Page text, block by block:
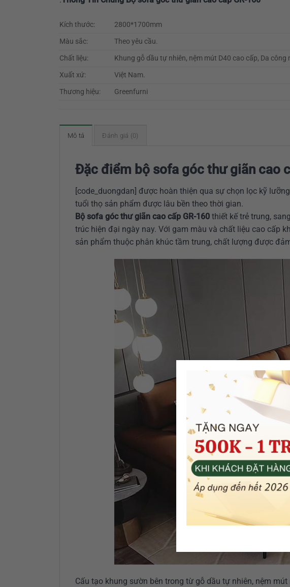
Kích thước:
2800*1700mm
Màu sắc:
Theo yêu cầu.
Chất liệu:
Khung gỗ dầu tự nhiên, nệm mút D40 cao cấp, Da
Xuất xứ:
Việt Nam.
Thương hiệu:
Greenfurni
Mô tả Đánh giá (0)
Đặc điểm bộ sofa góc thư giãn cao
[code_duongdan] được hoàn thiện qua sự chọn lọc kỹ
tuổi thọ sản phẩm được lâu bền theo thời gian.
Bộ sofa góc thư giãn cao cấp GR-160 thiết kế trẻ trung,
trúc hiện đại ngày nay. Với gam màu và chất liệu cao cấp
sản phẩm thuộc phân khúc tầm trung, chất lượng được
Cấu tạo khung sườn bên trong từ gỗ dầu tự nhiên, nệm